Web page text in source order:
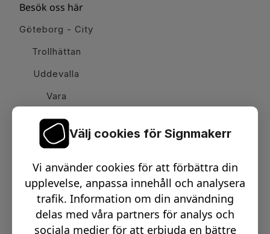
Besök oss här
Göteborg - City
Trollhättan
Uddevalla
Vara
Email:info@signmakerr.se
PSST, HÄNG MED PÅ VÅR RESA!
Välj cookies för Signmakerr
Vi använder cookies för att förbättra din
upplevelse, anpassa innehåll och analysera
trafik. Information om din användning
delas med våra partners för analys och
sociala medier för att erbjuda en bättre